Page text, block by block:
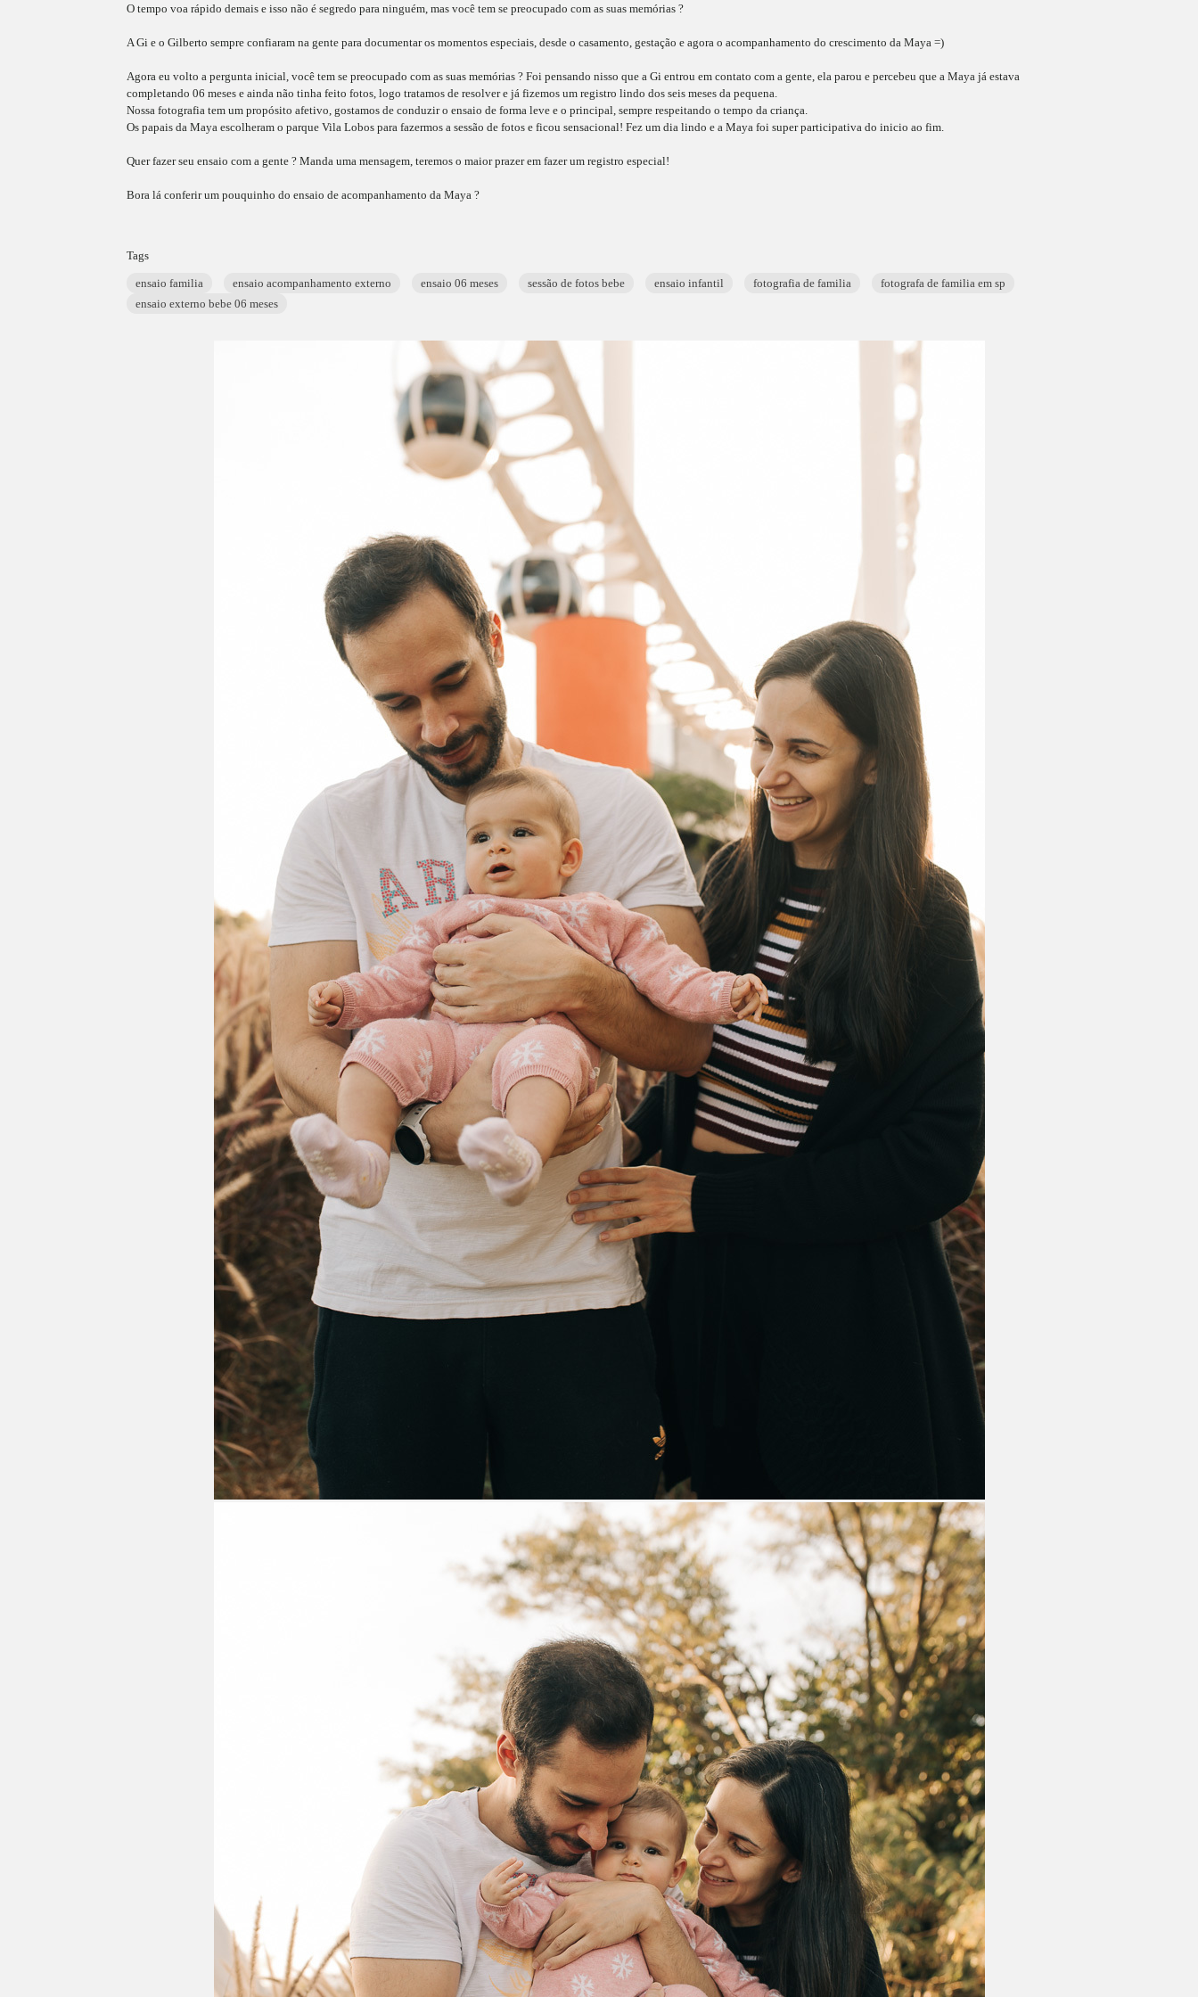
O tempo voa rápido demais e isso não é segredo para ninguém, mas você tem se preocupado com as suas memórias ?
A Gi e o Gilberto sempre confiaram na gente para documentar os momentos especiais, desde o casamento, gestação e agora o acompanhamento do crescimento da Maya =)
Agora eu volto a pergunta inicial, você tem se preocupado com as suas memórias ? Foi pensando nisso que a Gi entrou em contato com a gente, ela parou e percebeu que a Maya já estava
completando 06 meses e ainda não tinha feito fotos, logo tratamos de resolver e já fizemos um registro lindo dos seis meses da pequena.
Nossa fotografia tem um propósito afetivo, gostamos de conduzir o ensaio de forma leve e o principal, sempre respeitando o tempo da criança.
Os papais da Maya escolheram o parque Vila Lobos para fazermos a sessão de fotos e ficou sensacional! Fez um dia lindo e a Maya foi super participativa do inicio ao fim.
Quer fazer seu ensaio com a gente ? Manda uma mensagem, teremos o maior prazer em fazer um registro especial!
Bora lá conferir um pouquinho do ensaio de acompanhamento da Maya ?
Tags
ensaio familia ensaio acompanhamento externo ensaio 06 meses sessão de fotos bebe ensaio infantil fotografia de familia
fotografa de familia em sp
ensaio externo bebe 06 meses